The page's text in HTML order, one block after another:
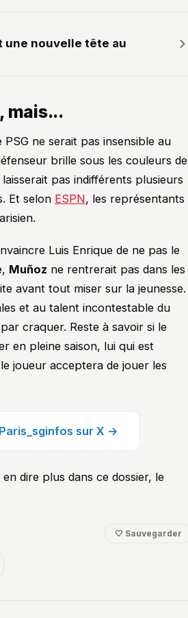
une nouvelle tête au
mais...
ne serait pas insensible au
brille sous les couleurs de
pas indifférents plusieurs
Et selon ESPN, les représentants
Luis Enrique de ne pas le
Muñoz ne rentrerait pas dans les
avant tout miser sur la jeunesse.
et au talent incontestable du
craquer. Reste à savoir si le
en pleine saison, lui qui est
joueur acceptera de jouer les
sur X →
dire plus dans ce dossier, le
🤍 Sauvegarder